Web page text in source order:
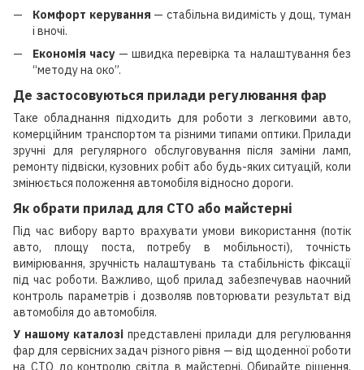
Комфорт керування — стабільна видимість у дощ, туман
і вночі.
Економія часу— швидка перевірка та налаштування без
“методу на око”.
Де застосовуються прилади регулювання фар
Таке обладнання підходить для роботи з легковими авто,
комерційним транспортом та різними типами оптики. Прилади
зручні для регулярного обслуговування після заміни ламп,
ремонту підвіски, кузовних робіт або будь-яких ситуацій, коли
змінюється положення автомобіля відносно дороги.
Як обрати прилад для СТО або майстерні
Під час вибору варто врахувати умови використання (потік
авто, площу поста, потребу в мобільності), точність
вимірювання, зручність налаштувань та стабільність фіксації
під час роботи. Важливо, щоб прилад забезпечував наочний
контроль параметрів і дозволяв повторювати результат від
автомобіля до автомобіля.
У нашому каталозі представлені прилади для регулювання
фар для сервісних задач різного рівня — від щоденної роботи
на СТО до контролю світла в майстерні. Обирайте рішення,